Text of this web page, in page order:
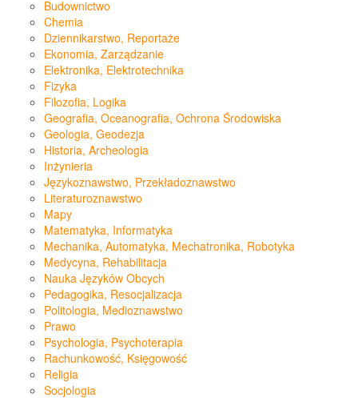
Budownictwo
Chemia
Dziennikarstwo, Reportaże
Ekonomia, Zarządzanie
Elektronika, Elektrotechnika
Fizyka
Filozofia, Logika
Geografia, Oceanografia, Ochrona Środowiska
Geologia, Geodezja
Historia, Archeologia
Inżynieria
Językoznawstwo, Przekładoznawstwo
Literaturoznawstwo
Mapy
Matematyka, Informatyka
Mechanika, Automatyka, Mechatronika, Robotyka
Medycyna, Rehabilitacja
Nauka Języków Obcych
Pedagogika, Resocjalizacja
Politologia, Medioznawstwo
Prawo
Psychologia, Psychoterapia
Rachunkowość, Księgowość
Religia
Socjologia